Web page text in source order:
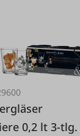
Hoftiere 0,2 lt 3-tlg.